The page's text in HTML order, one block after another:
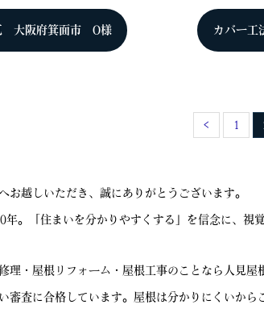
大阪府箕面市 O様 カバー
‹ 1
お越しいただき、誠にありがとうございます。
年。「住まいを分かりやすくする」を信念に、視
理・屋根リフォーム・屋根工事のことなら人見
審査に合格しています。屋根は分かりにくいから